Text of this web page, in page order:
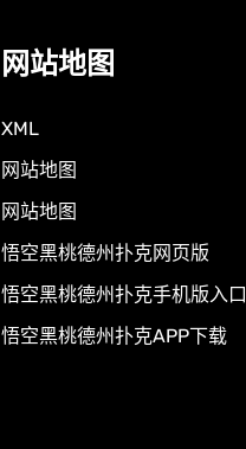
网站地图
XML
网站地图
网站地图
悟空黑桃德州扑克网页版
悟空黑桃德州扑克手机版入口
悟空黑桃德州扑克APP下载